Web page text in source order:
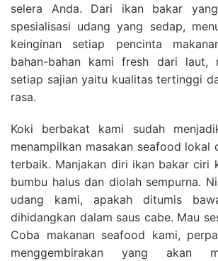
selera Anda. Dari ikan bakar
spesialisasi udang yang sedap,
keinginan setiap pencinta
bahan-bahan kami fresh dari laut,
setiap sajian yaitu kualitas tertinggi
rasa.
Koki berbakat kami sudah
menampilkan masakan seafood lokal
terbaik. Manjakan diri ikan bakar ciri
bumbu halus dan diolah sempurna.
udang kami, apakah ditumis
dihidangkan dalam saus cabe. Mau
Coba makanan seafood kami,
menggembirakan yang akan